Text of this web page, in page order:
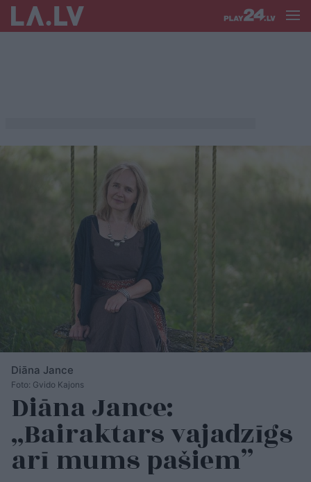
Diāna Jance
Foto: Gvido Kajons
Diāna Jance:
„Bairaktars vajadzīgs
arī mums pašiem”